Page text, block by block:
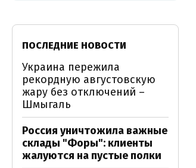
ПОСЛЕДНИЕ НОВОСТИ
Украина пережила
рекордную августовскую
жару без отключений –
Шмыгаль
Россия уничтожила важные
склады "Форы": клиенты
жалуются на пустые полки